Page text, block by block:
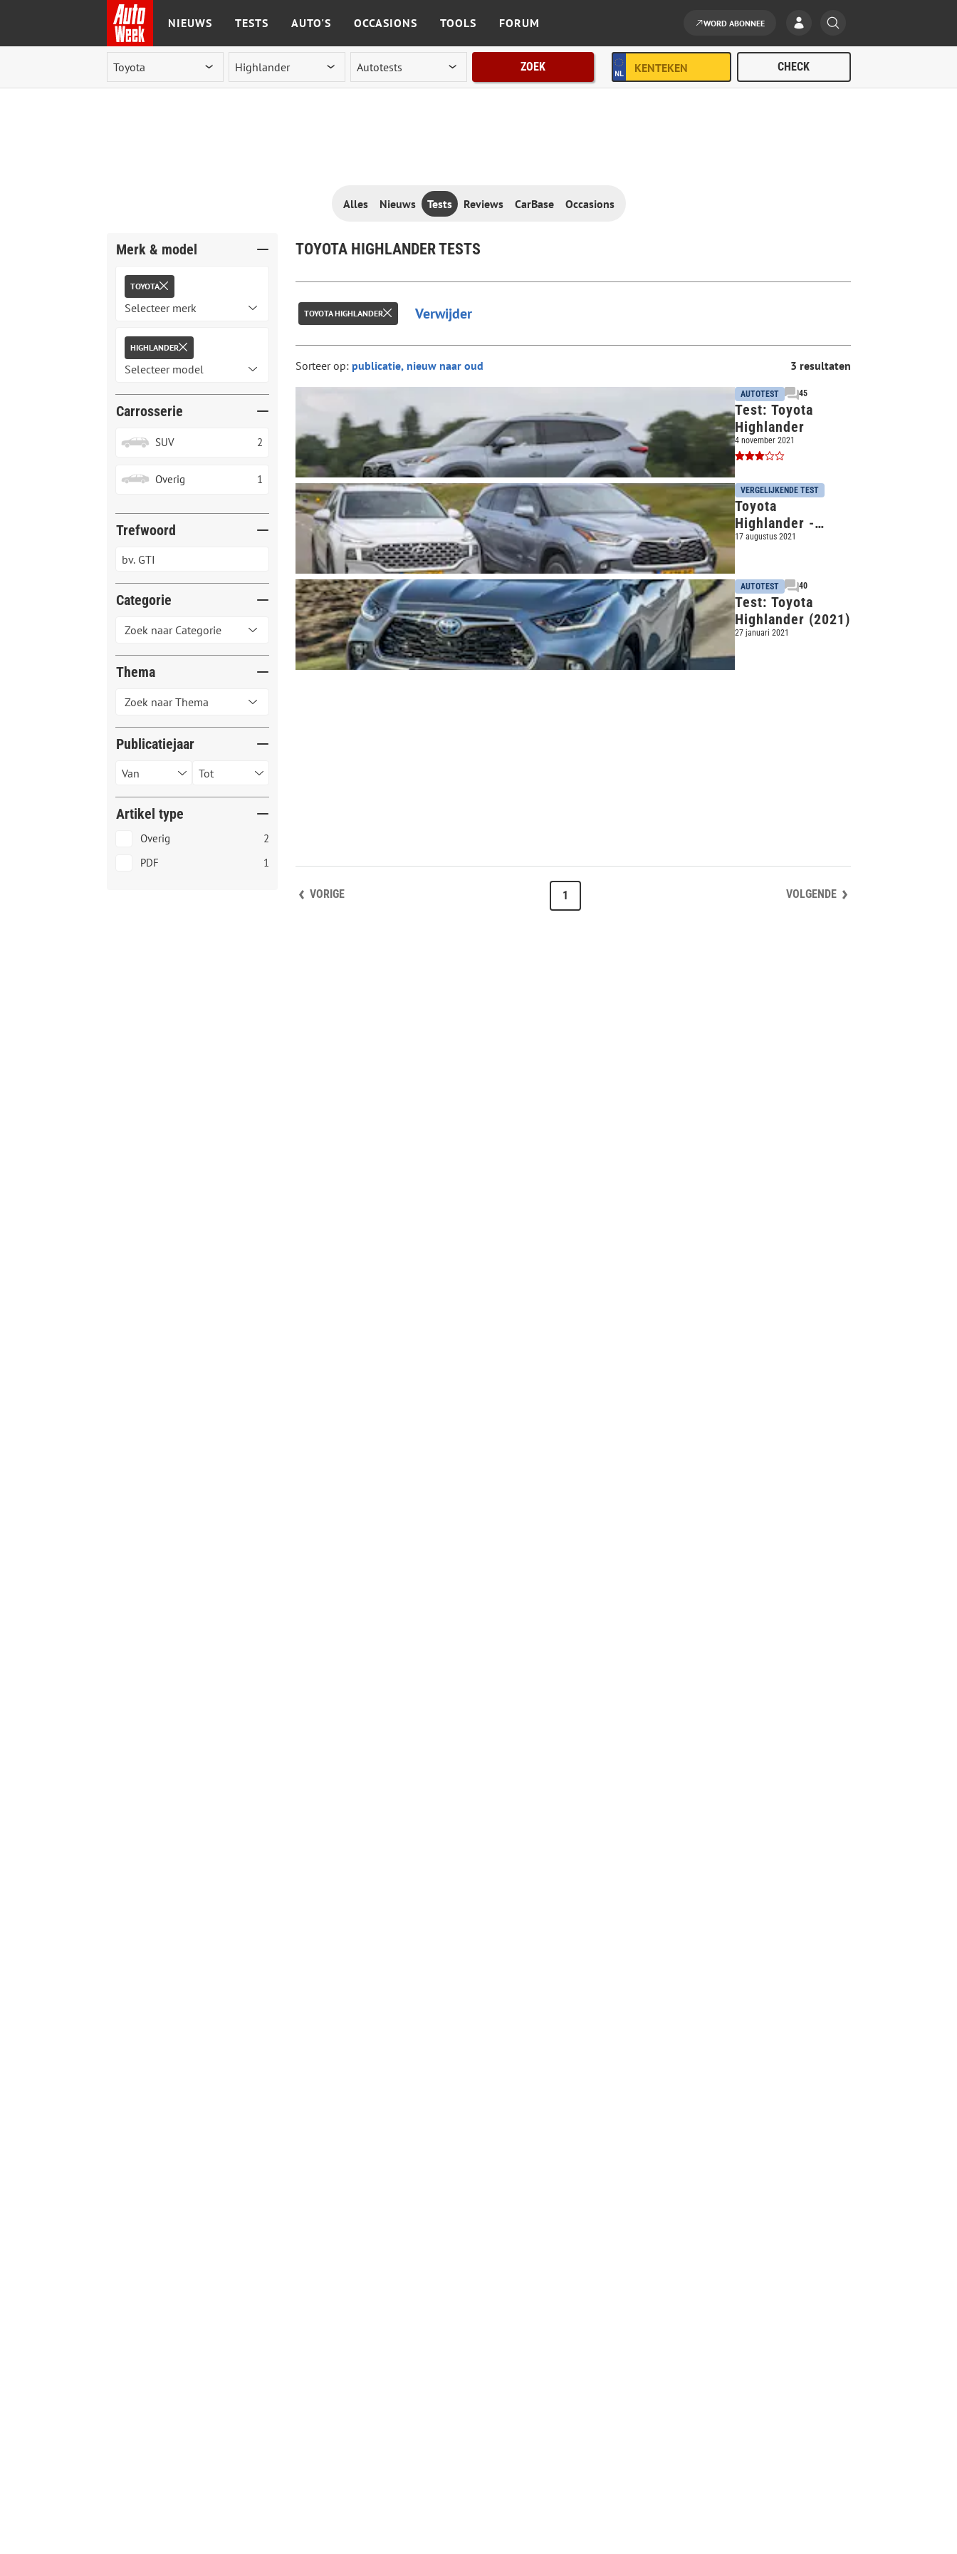
Ga naar de inhoud
NIEUWS TESTS AUTO'S OCCASIONS TOOLS FORUM WORD ABONNEE
ZOEK
Alles Nieuws Tests Reviews CarBase Occasions
Merk & model
TOYOTA
HIGHLANDER
Carrosserie
SUV 2
Overig 1
Trefwoord
Categorie
Thema
Publicatiejaar
Artikel type
Overig
2
PDF
1
TOYOTA HIGHLANDER TESTS
TOYOTA HIGHLANDER Verwijder
Sorteer op: 3 resultaten
AUTOTEST 45
Test: Toyota
Highlander
4 november 2021
VERGELIJKENDE TEST
Toyota
Highlander -
Hyundai Santa Fe
- Vergelijkende
Test
17 augustus 2021
AUTOTEST 40
Test: Toyota
Highlander (2021)
27 januari 2021
VORIGE VOLGENDE
1